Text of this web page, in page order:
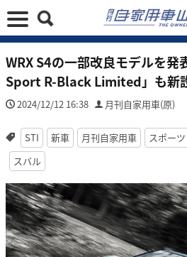
WRX S4の一部改良モデルを
Sport R-Black Limited」も新
2024/12/12 16:38 月刊自家用車(原)
STI 新車 月刊自家用車 スポーツ
スバル